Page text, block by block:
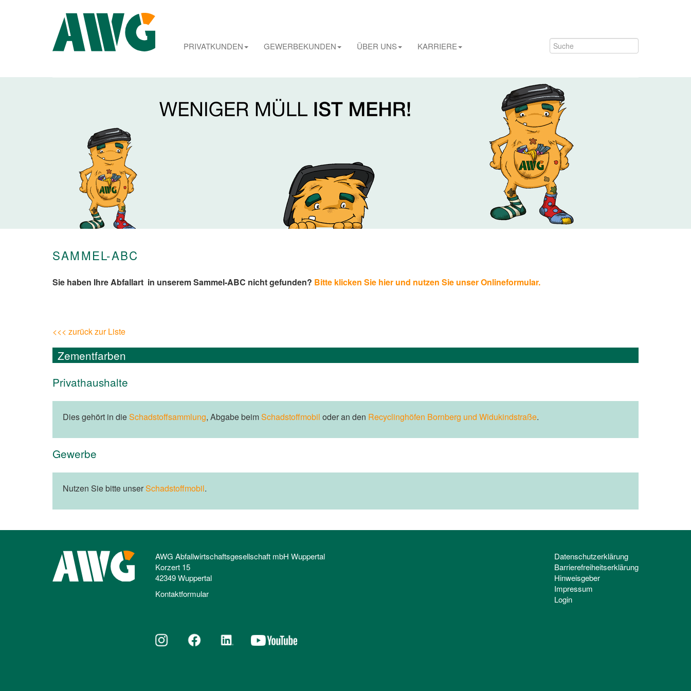
PRIVATKUNDEN GEWERBEKUNDEN ÜBER UNS KARRIERE
SAMMEL-ABC
Sie haben Ihre Abfallart in unserem Sammel-ABC nicht gefunden? Bitte klicken Sie hier und nutzen Sie unser Onlineformular.
<<< zurück zur Liste
Zementfarben
Privathaushalte
Dies gehört in dieSchadstoffsammlung, Abgabe beimSchadstoffmobil oder an den Recyclinghöfen Bornberg und Widukindstraße.
Gewerbe
Nutzen Sie bitte unserSchadstoffmobil.
AWG Abfallwirtschaftsgesellschaft mbH Wuppertal
Korzert 15
42349 Wuppertal
Kontaktformular
Datenschutzerklärung
Barrierefreiheitserklärung
Hinweisgeber
Impressum
Login